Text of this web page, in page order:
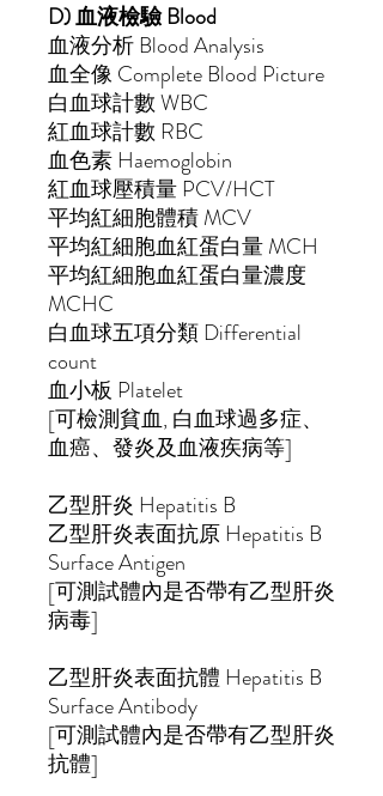
D)血液檢驗Blood
血液分析Blood Analysis
血全像 Complete Blood Picture
白血球計數WBC
紅血球計數RBC
血色素Haemoglobin
紅血球壓積量PCV/HCT
平均紅細胞體積MCV
平均紅細胞血紅蛋白量MCH
平均紅細胞血紅蛋白量濃度
MCHC
白血球五項分類Differential
count
血小板 Platelet
[可檢測貧血, 白血球過多症、
血癌、發炎及血液疾病等]
乙型肝炎 Hepatitis B
乙型肝炎表面抗原Hepatitis B
Surface Antigen
[可測試體內是否帶有乙型肝炎
病毒]
乙型肝炎表面抗體 Hepatitis B
Surface Antibody
[可測試體內是否帶有乙型肝炎
抗體]